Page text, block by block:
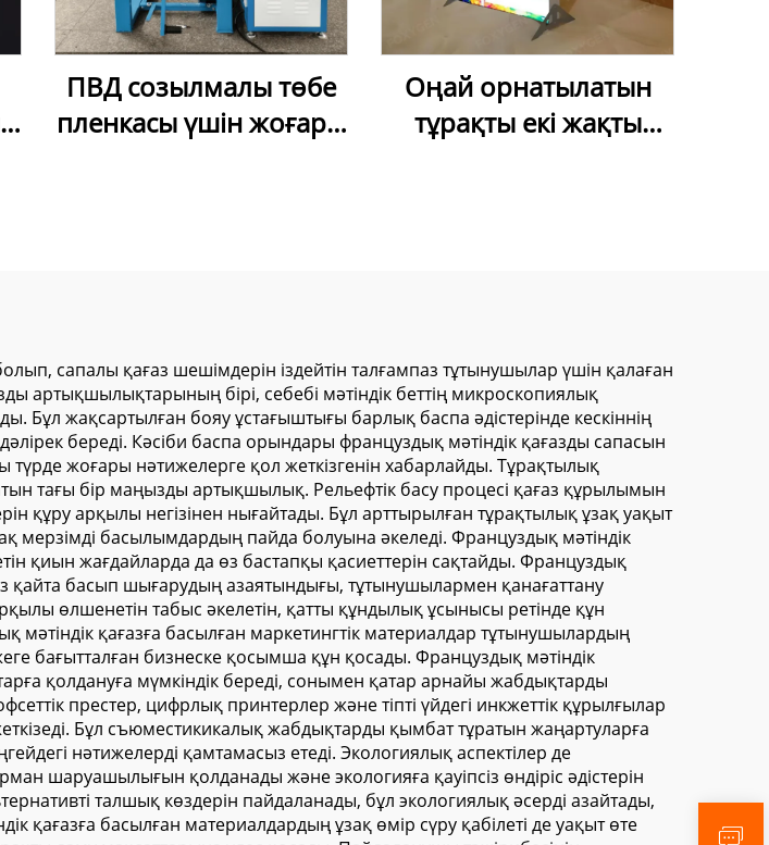
ПВД созылмалы төбе
пленкасы үшін жоғары
Оңай орнатылатын
тұрақты екі жақты
сапалы қағаз шешімдерін іздейтін талғампаз тұтынушылар үшін қалаған
бірі, себебі мәтіндік беттің микроскопиялық
Бұл жақсартылған бояу ұстағыштығы барлық баспа әдістерінде кескіннің
береді. Кәсіби баспа орындары француздық мәтіндік қағазды сапасын
түрде жоғары нәтижелерге қол жеткізгенін хабарлайды. Тұрақтылық
тағы бір маңызды артықшылық. Рельефтік басу процесі қағаз құрылымын
құру арқылы негізінен нығайтады. Бұл арттырылған тұрақтылық ұзақ уақыт
мерзімді басылымдардың пайда болуына әкеледі. Француздық мәтіндік
қиын жағдайларда да өз бастапқы қасиеттерін сақтайды. Француздық
қайта басып шығарудың азаятындығы, тұтынушылармен қанағаттану
өлшенетін табыс әкелетін, қатты құндылық ұсынысы ретінде құн
қағазға басылған маркетингтік материалдар тұтынушылардың
бағытталған бизнеске қосымша құн қосады. Француздық мәтіндік
қолдануға мүмкіндік береді, сонымен қатар арнайы жабдықтарды
престер, цифрлық принтерлер және тіпті үйдегі инкжеттік құрылғылар
Бұл съюместикикалық жабдықтарды қымбат тұратын жаңартуларға
нәтижелерді қамтамасыз етеді. Экологиялық аспектілер де
шаруашылығын қолданады және экологияға қауіпсіз өндіріс әдістерін
талшық көздерін пайдаланады, бұл экологиялық әсерді азайтады,
қағазға басылған материалдардың ұзақ өмір сүру қабілеті де уақыт өте